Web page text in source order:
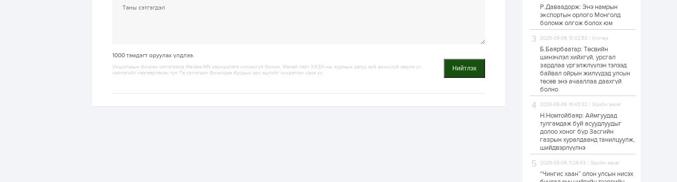
1000 тэмдэгт оруулах үлдлээ.
Нийтлэх
Уншигчдын бичсэн сэтгэгдэлд Medee.MN хариуцлага хүлээхгүй болно. Манай сайт ХХЗХ-ны журмын дагуу зүй зохисгүй зарим үг,
хэллэгийг хязгаарласан тул Та сэтгэгдэл бичихдээ бусдын эрх ашгийг хүндэтгэн үзнэ үү.
2 өдөр 0
Б.Хулан дэлхийн
аварга боллоо
2 өдөр
Р.Даваадорж: Энэ
намрын экспортын
боломж олгож болох
юм
2 өдөр 0
Автомашины улсын
дугаар сондгой
тоогоор төгссөн бол
өнөөдөр шатахуун
авна
Р.Даваадорж: Энэ намрын
экспортын орлого Монголд
боломж олгож болох юм
2026-08-06 10:32:53 / Улстөр
Б.Баярбаатар: Төсвийн
шинэчлэл хийхгүй, урсгал
зардлаа үргэлжлүүлэн тэлээд
байвал ойрын жилүүдэд улсын
төсөв энэ ачааллаа даахгүй
болно
2026-08-06 16:45:32 / Эдийн засаг
Н.Номтойбаяр: Аймгуудад
тулгамдаж буй асуудлуудыг
долоо хоног бүр Засгийн
газрын хуралдаанд танилцуулж,
шийдвэрлүүлнэ
2026-08-06 11:26:43 / Эдийн засаг
“Чингис хаан” олон улсын нисэх